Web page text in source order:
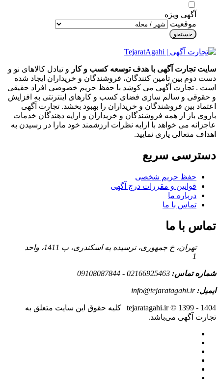
آگهی ویژه
موقعیت
جستجو
سایت تجارت آگهی با هدف توسعه کسب و کار و تبادل کالاهای نو و
دست دوم بین تامین کنندگان، فروشندگان و خریداران ایجاد شده
است . تجارت آگهی می کوشد با حفظ حریم خصوصی افراد حقیقی
و حقوقی و سالم سازی فضای کسب و کارهای اینترنتی به افزایش
اعتماد بین فروشندگان و خریداران را بهبود بخشد. تجارت آگهی
باروی باز از همه فروشندگان و خریداران و ارایه دهندگان خدمات
عاجزانه می خواهد با ارایه نظرات ارزشمند خود مارا در رسیدن به
اهداف متعالی یاری نمایید.
دسترسی سریع
حفظ حریم شخصی
قوانین و مقررات درج آگهی
درباره ما
تماس با ما
تماس با ما
تهران، خ جمهوری، نرسیده به اسکندری، پ 1411، واحد
1
شماره تماس: 02166925463 - 09108087844
ایمیل:info@tejaratagahi.ir
tejaratagahi.ir © 1399 - 1404 | کلیه حقوق این سایت متعلق به
تجارت آگهی می‌باشد.